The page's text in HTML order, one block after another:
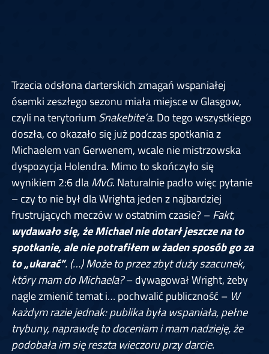
Trzecia odsłona darterskich zmagań wspaniałej
ósemki zeszłego sezonu miała miejsce w Glasgow,
czyli na terytorium Snakebite’a. Do tego wszystkiego
doszła, co okazało się już podczas spotkania z
Michaelem van Gerwenem, wcale nie mistrzowska
dyspozycja Holendra. Mimo to skończyło się
wynikiem 2:6 dlaMvG. Naturalnie padło więc pytanie
– czy to nie był dla Wrighta jeden z najbardziej
frustrujących meczów w ostatnim czasie? –Fakt,
wydawało się, że Michael nie dotarł jeszcze na to
spotkanie, ale nie potrafiłem w żaden sposób go za
to „ukarać”. (…) Może to przez zbyt duży szacunek,
który mam do Michaela?– dywagował Wright, żeby
nagle zmienić temat i… pochwalić publiczność – W
każdym razie jednak: publika była wspaniała, pełne
trybuny, naprawdę to doceniam i mam nadzieję, że
podobała im się reszta wieczoru przy darcie.